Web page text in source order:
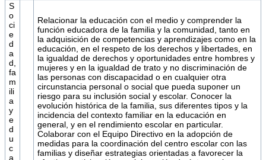
S
o
ci
e
d
a
d,
fa
m
ili
a
y
e
d
u
c
a
Relacionar la educación con el medio y comprender la
función educadora de la familia y la comunidad, tanto en
la adquisición de competencias y aprendizajes como en la
educación, en el respeto de los derechos y libertades, en
la igualdad de derechos y oportunidades entre hombres y
mujeres y en la igualdad de trato y no discriminación de
las personas con discapacidad o en cualquier otra
circunstancia personal o social que pueda suponer un
riesgo para su inclusión social y escolar. Conocer la
evolución histórica de la familia, sus diferentes tipos y la
incidencia del contexto familiar en la educación en
general, y en el rendimiento escolar en particular.
Colaborar con el Equipo Directivo en la adopción de
medidas para la coordinación del centro escolar con las
familias y diseñar estrategias orientadas a favorecer la